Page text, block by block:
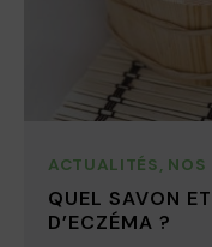
ACTUALITÉS, NOS
QUEL SAVON
D’ECZÉMA ?